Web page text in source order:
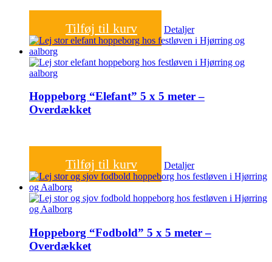
Tilføj til kurv Detaljer
Hoppeborg “Elefant” 5 x 5 meter –
Overdækket
Tilføj til kurv Detaljer
Hoppeborg “Fodbold” 5 x 5 meter –
Overdækket